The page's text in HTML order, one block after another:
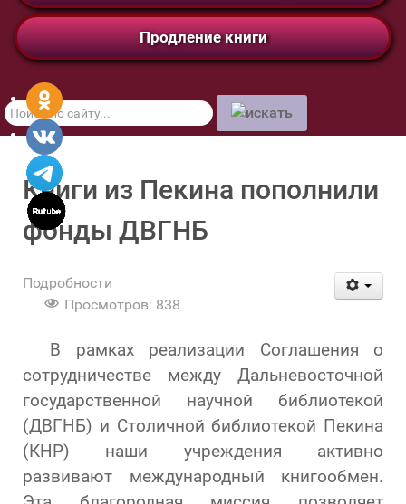
Продление книги
Поиск
по
сайту
Книги из Пекина пополнили
фонды ДВГНБ
Подробности
Просмотров: 838
В рамках реализации Соглашения о
сотрудничестве между Дальневосточной
государственной научной библиотекой
(ДВГНБ) и Столичной библиотекой Пекина
(КНР) наши учреждения активно
развивают международный книгообмен.